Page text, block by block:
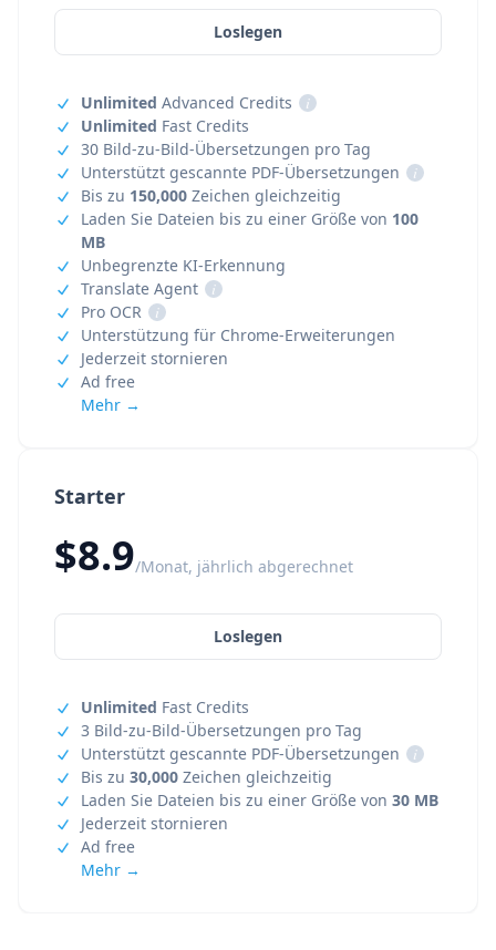
Starter
$8.9/Monat, jährlich abgerechnet
Loslegen
Unlimited Fast Credits
3 Bild-zu-Bild-Übersetzungen pro Tag
Unterstützt gescannte PDF-Übersetzungen
i
Bis zu 30,000 Zeichen gleichzeitig
Laden Sie Dateien bis zu einer Größe von 30 MB
Jederzeit stornieren
Ad free
Mehr →
Loslegen
Unlimited Advanced Credits
i
Unlimited Fast Credits
30 Bild-zu-Bild-Übersetzungen pro Tag
Unterstützt gescannte PDF-Übersetzungen
i
Bis zu 150,000 Zeichen gleichzeitig
Laden Sie Dateien bis zu einer Größe von 100
MB
Unbegrenzte KI-Erkennung
Translate Agent
i
Pro OCR
i
Unterstützung für Chrome-Erweiterungen
Jederzeit stornieren
Ad free
Mehr →